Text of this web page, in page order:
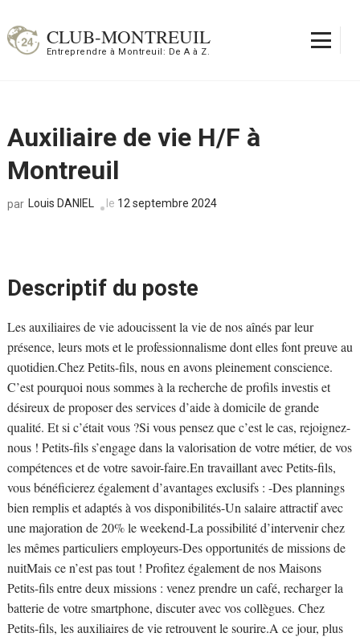
au
contenu
CLUB-MONTREUIL
Entreprendre à Montreuil: De A à Z.
Auxiliaire de vie H/F à
Montreuil
par Louis DANIEL le 12 septembre 2024
Descriptif du poste
Les auxiliaires de vie adoucissent la vie de nos aînés par leur
présence, leurs mots et le professionnalisme dont elles font preuve au
quotidien.Chez Petits-fils, nous en avons pleinement conscience.
C’est pourquoi nous sommes à la recherche de profils investis et
désireux de proposer des services d’aide à domicile de grande
qualité. Et si c’était vous ?Si vous pensez que c’est le cas, rejoignez-
nous ! Petits-fils s’engage dans la valorisation de votre métier, de vos
compétences et de votre savoir-faire.En travaillant avec Petits-fils,
vous bénéficierez également d’avantages exclusifs : -Des plannings
bien remplis et adaptés à vos disponibilités-Un salaire attractif avec
une majoration de 20% le weekend-La possibilité d’intervenir chez
les mêmes particuliers employeurs-Des opportunités de missions de
nuitMais ce n’est pas tout ! Profitez également de nos Maisons
Petits-fils entre deux missions : venez prendre un café, recharger la
batterie de votre smartphone, discuter avec vos collègues. Chez
Petits-fils, les auxiliaires de vie retrouvent le sourire.A ce jour, plus